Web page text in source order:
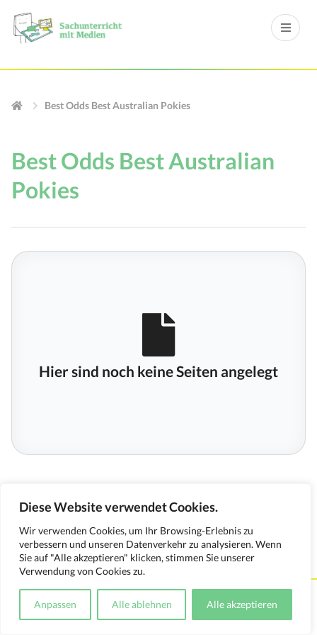
Diese Website verwendet Cookies.
Wir verwenden Cookies, um Ihr Browsing-Erlebnis zu
verbessern und unseren Datenverkehr zu analysieren. Wenn
Sie auf "Alle akzeptieren" klicken, stimmen Sie unserer
Verwendung von Cookies zu.
Anpassen Alle ablehnen Alle akzeptieren
Best Odds Best Australian Pokies
Best Odds Best Australian
Pokies
Hier sind noch keine Seiten angelegt
Kontakt Impressum Datenschutzerklärung
Medienverwendungsnachweis